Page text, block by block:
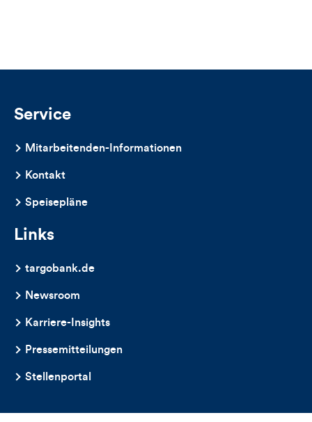
Service
Mitarbeitenden-Informationen
Kontakt
Speisepläne
Links
targobank.de
Newsroom
Karriere-Insights
Pressemitteilungen
Stellenportal